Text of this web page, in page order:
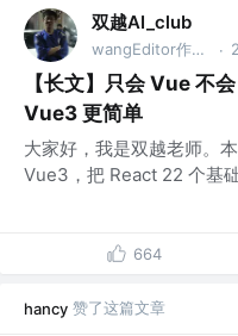
双越AI_club
wangEditor作者，慕课网讲师 ·
【长文】只会 Vue 不
Vue3 更简单
大家好，我是双越老师。
Vue3，把 React 22 个基
664
hancy 赞了这篇文章